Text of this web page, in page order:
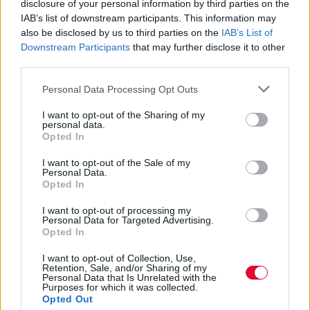
disclosure of your personal information by third parties on the
IAB’s list of downstream participants. This information may
also be disclosed by us to third parties on the IAB’s List of
Downstream Participants that may further disclose it to other
Personal Data Processing Opt Outs
I want to opt-out of the Sharing of my
personal data.
Opted In
I want to opt-out of the Sale of my
Personal Data.
Opted In
I want to opt-out of processing my
Personal Data for Targeted Advertising.
Opted In
I want to opt-out of Collection, Use,
Retention, Sale, and/or Sharing of my
Personal Data that Is Unrelated with the
Purposes for which it was collected.
Opted Out